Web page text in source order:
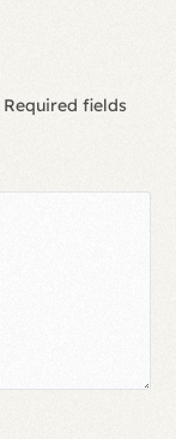
Required fields